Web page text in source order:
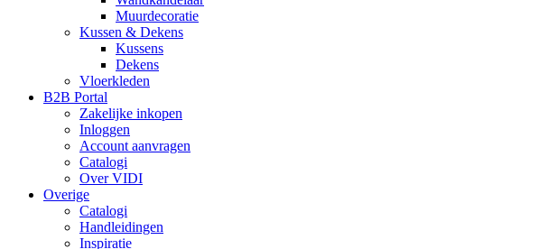
Muurdecoratie
Kussen & Dekens
Kussens
Dekens
Vloerkleden
B2B Portal
Zakelijke inkopen
Inloggen
Account aanvragen
Catalogi
Over VIDI
Overige
Catalogi
Handleidingen
Inspiratie